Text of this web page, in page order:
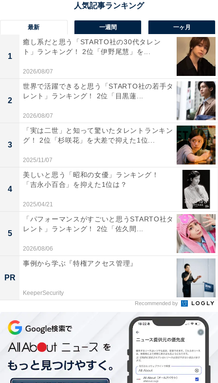
1位：長岡まつり大花火大会（新潟県）／98票
毎年8月2、3日に開催される「長岡まつり大花火大会」
は、その壮大なフィナーレが“感動の極み”として語られ
る名イベントです。フィナーレの1つ「フェニックス花
火」は、信濃川を舞台に全長約2kmにわたり横一線に打
ち上げられます。音楽とシンクロして夜空を覆い尽くす
その光景は、まさに鳥肌もの。視界全体が光に包まれ、
観客はその圧倒的なスケール感に思わず言葉を失いま
す。復興への願いや地元の思いが込められたその演出
は、単なる美しさだけではなく“祈りの花火”として心に
回答者からは「スケールの大きさが他の花火大会と違
う。視界全部が花火」(50代女性／富山県)、「長岡の花
火は、三尺玉で締めくくられます。じりじりじり、と空
へ上がっていって、どーん、と大きく花開いて、火花が
垂れ落ちて消えていく。すばらしいフィナーレです」(60
代男性／新潟県)、「直径650メートルの大輪の花を咲か
せる『正三尺玉』など他ではなかなか見ることのできな
い超大型花火が楽しめるから」(20代女性／福岡県)とい
った声が集まりました。
※回答者からのコメントは原文ママです
次ページ 7位までのランキング結果を見る
最新 一週間 一ヶ月
1
癒し系だと思う「STARTO社の30代タレン
ト」ランキング！ 2位「伊野尾慧」を...
2026/08/07
2
世界で活躍できると思う「STARTO社の若手タ
レント」ランキング！ 2位「目黒蓮...
2026/08/07
3
「実は二世」と知って驚いたタレントランキン
グ！ 2位「杉咲花」を大差で抑えた1位...
2025/11/07
4
美しいと思う「昭和の女優」ランキング！
「吉永小百合」を抑えた1位は？
2025/04/21
5
「パフォーマンスがすごいと思うSTARTO社タ
レント」ランキング！ 2位「佐久間...
2026/08/06
PR
事例から学ぶ『特権アクセス管理』
KeeperSecurity
Recommended by